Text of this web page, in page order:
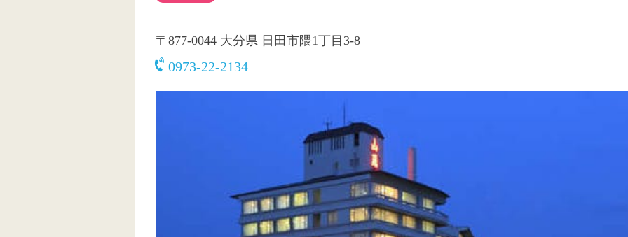
〒877-0044 大分県 日田市隈1丁目3-8
0973-22-2134